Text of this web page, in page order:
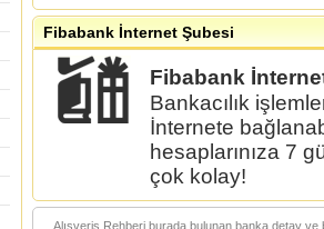
Fibabank İnternet Şubesi
Fibabank
Bankacılık
İnternete
hesaplarınıza 7
çok kolay!
Alışveriş Rehberi burada bulunan banka detay